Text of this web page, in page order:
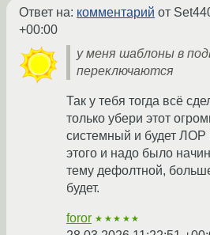
Ответ на: комментарий от
+00:00
у меня шаблоны в
переключаются
Так у тебя тогда всё
только убери этот
системный и будет ЛОР
этого и надо было
тему дефолтной,
будет.
foror ★★★★★